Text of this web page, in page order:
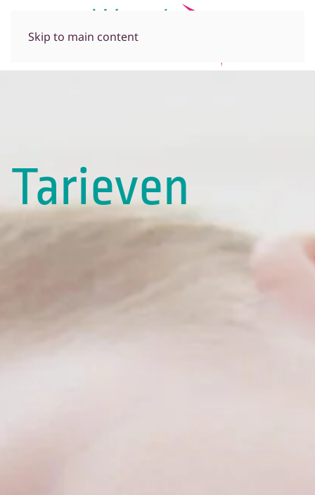
Skip to main content
Tarieven